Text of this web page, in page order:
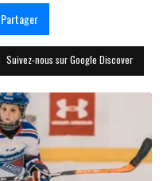
Partager
Suivez-nous sur Google Discover